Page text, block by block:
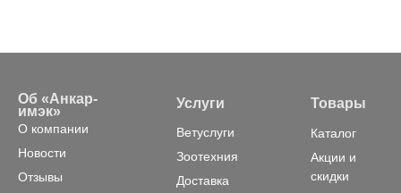
Об «Анкар-
имэк»
О компании
Новости
Отзывы
Услуги
Ветуслуги
Доставка
Зоотехния
Товары
Каталог
Акции и
скидки